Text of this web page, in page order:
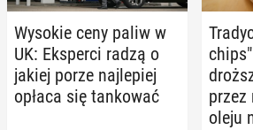
Wysokie ceny paliw w
UK: Eks­per­ci radzą o
jakiej porze naj­le­piej
opłaca się tan­ko­wać
przez
oleju